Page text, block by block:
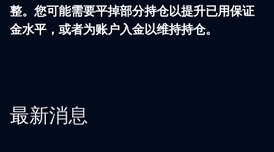
整。您可能需要平掉部分持仓以提升已用保证
金水平，或者为账户入金以维持持仓。
最新消息